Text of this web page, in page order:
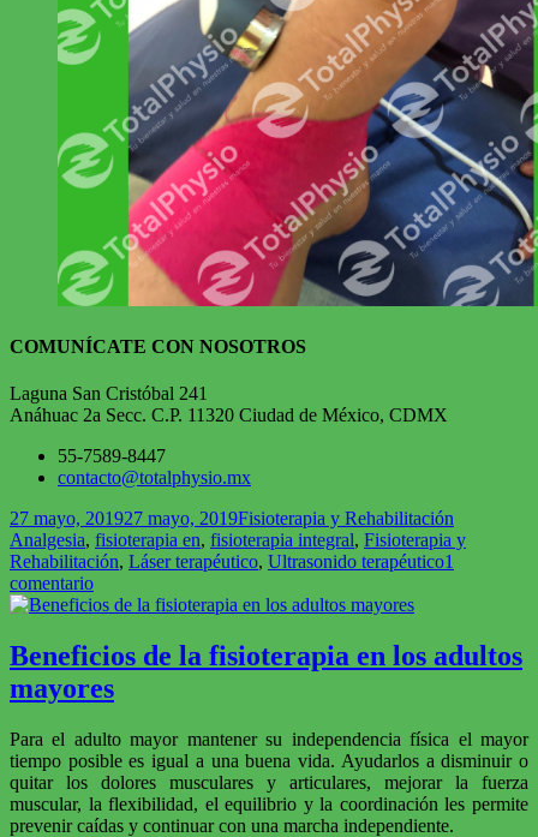
COMUNÍCATE CON NOSOTROS
Laguna San Cristóbal 241
Anáhuac 2a Secc. C.P. 11320 Ciudad de México, CDMX
55-7589-8447
contacto@totalphysio.mx
Publicado
el
27 mayo, 201927 mayo, 2019Categorías
Fisioterapia y Rehabilitación
Analgesia, fisioterapia en, fisioterapia integral, Fisioterapia y
Rehabilitación, Láser terapéutico, Ultrasonido terapéutico1
comentarioen
Diferencias
ultrasonido
terapéutico
y
láser
terapéutico
Beneficios de la fisioterapia en los adultos
mayores
Para el adulto mayor mantener su independencia física el mayor
tiempo posible es igual a una buena vida. Ayudarlos a disminuir o
quitar los dolores musculares y articulares, mejorar la fuerza
muscular, la flexibilidad, el equilibrio y la coordinación les permite
prevenir caídas y continuar con una marcha independiente.